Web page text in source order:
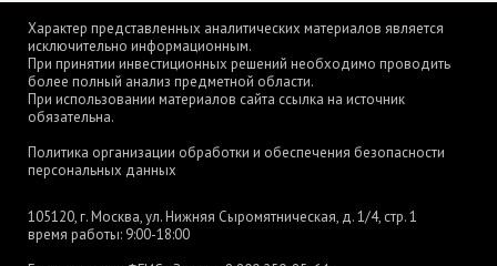
Характер представленных аналитических материалов является
исключительно информационным.
При принятии инвестиционных решений необходимо проводить
более полный анализ предметной области.
При использовании материалов сайта ссылка на источник
обязательна.
Политика организации обработки и обеспечения безопасности
персональных данных
105120, г. Москва, ул. Нижняя Сыромятническая, д. 1/4, стр. 1
время работы: 9:00-18:00